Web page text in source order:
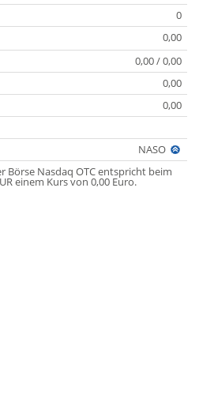
0
0,00
0,00 / 0,00
0,00
0,00
NASO
Börse Nasdaq OTC entspricht beim
einem Kurs von 0,00 Euro.